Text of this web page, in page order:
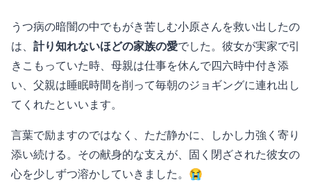
うつ病の暗闇の中でもがき苦しむ小原さんを救い出したの
は、 計り知れないほどの家族の愛でした。彼女が実家で引
きこもっていた時、母親は仕事を休んで四六時中付き添
い、父親は睡眠時間を削って毎朝のジョギングに連れ出し
てくれたといいます。
言葉で励ますのではなく、ただ静かに、しかし力強く寄り
添い続ける。その献身的な支えが、固く閉ざされた彼女の
心を少しずつ溶かしていきました。😭